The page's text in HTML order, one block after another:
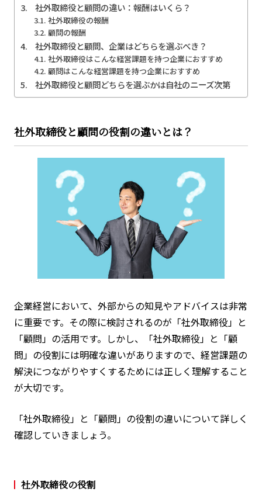
社外取締役と顧問の違い：報酬はいくら？
社外取締役の報酬
顧問の報酬
社外取締役と顧問、企業はどちらを選ぶべき？
社外取締役はこんな経営課題を持つ企業におすすめ
顧問はこんな経営課題を持つ企業におすすめ
社外取締役と顧問どちらを選ぶかは自社のニーズ次第
社外取締役と顧問の役割の違いとは？
企業経営において、外部からの知見やアドバイスは非常
に重要です。その際に検討されるのが「社外取締役」と
「顧問」の活用です。しかし、「社外取締役」と「顧
問」の役割には明確な違いがありますので、経営課題の
解決につながりやすくするためには正しく理解すること
が大切です。
「社外取締役」と「顧問」の役割の違いについて詳しく
確認していきましょう。
社外取締役の役割